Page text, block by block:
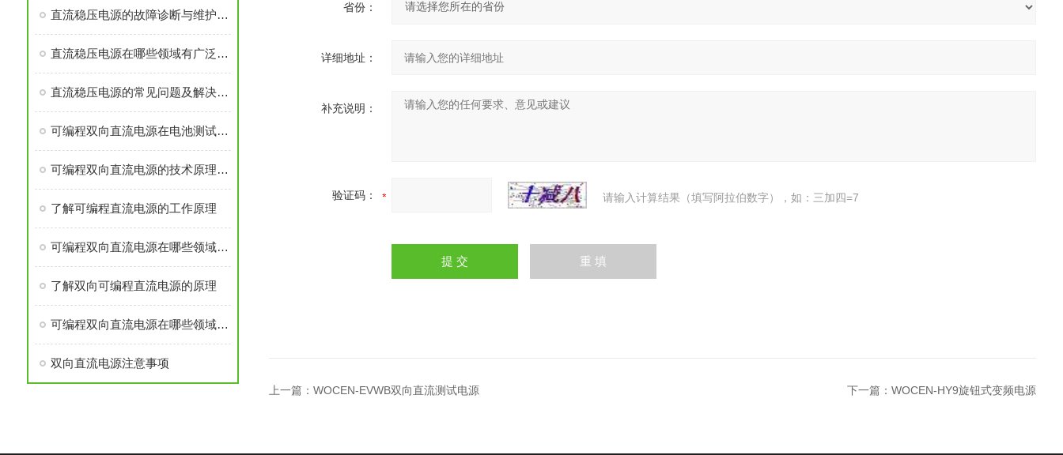
直流稳压电源的故障诊断与维护技巧
直流稳压电源在哪些领域有广泛应用？
直流稳压电源的常见问题及解决方法有哪些？
可编程双向直流电源在电池测试与新能源领域的应用
可编程双向直流电源的技术原理与核心优势
了解可编程直流电源的工作原理
可编程双向直流电源在哪些领域中应用广泛？
了解双向可编程直流电源的原理
可编程双向直流电源在哪些领域应用广泛？
双向直流电源注意事项
省份：
详细地址：
补充说明：
验证码： 请输入计算结果（填写阿拉伯数字），如：三加四=7
上一篇：WOCEN-EVWB双向直流测试电源 下一篇：WOCEN-HY9旋钮式变频电源